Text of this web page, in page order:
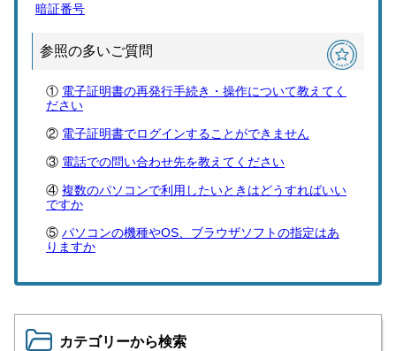
暗証番号
参照の多いご質問
電子証明書の再発行手続き・操作について教えてく
ださい
電子証明書でログインすることができません
電話での問い合わせ先を教えてください
複数のパソコンで利用したいときはどうすればいい
ですか
パソコンの機種やOS、ブラウザソフトの指定はあ
りますか
カテゴリーから検索